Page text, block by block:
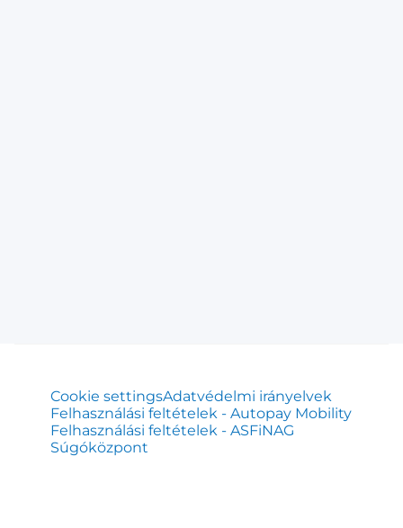
Cookie settingsAdatvédelmi irányelvek
Felhasználási feltételek - Autopay Mobility
Felhasználási feltételek - ASFiNAG
Súgóközpont